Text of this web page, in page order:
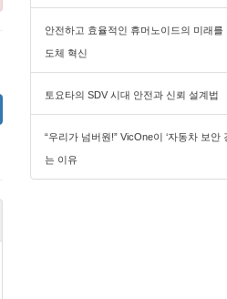
안전하고 효율적인 휴머노이드의 미래를
도체 혁신
토요타의 SDV 시대 안전과 신뢰 설계법
“우리가 넘버원!” VicOne이 ‘자동차 보안
는 이유